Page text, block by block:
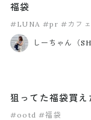
福袋
#LUNA #pr #カフェ
しーちゃん（
狙ってた福袋買
#ootd #福袋